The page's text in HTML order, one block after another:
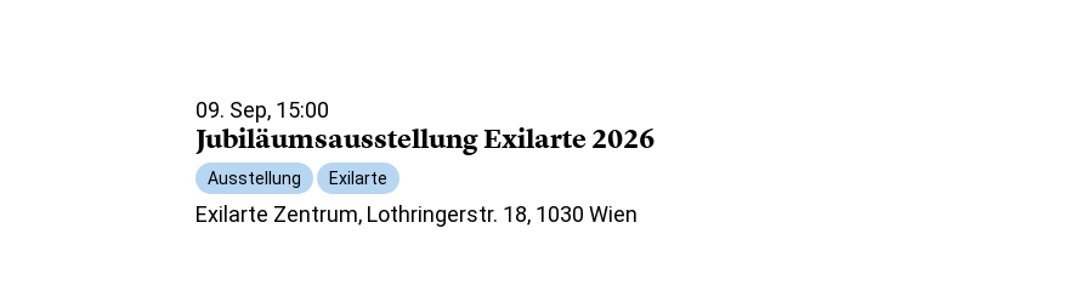
09. Sep, 15:00
Jubiläumsausstellung Exilarte 2026
Ausstellung Exilarte
Exilarte Zentrum, Lothringerstr. 18, 1030 Wien